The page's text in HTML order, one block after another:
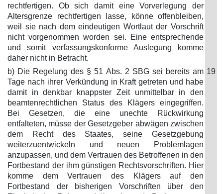
rechtfertigen. Ob sich damit eine Vorverlegung der
Altersgrenze rechtfertigen lasse, könne offenbleiben,
weil sie nach dem eindeutigen Wortlaut der Vorschrift
nicht vorgenommen worden sei. Eine entsprechende
und somit verfassungskonforme Auslegung komme
daher nicht in Betracht.
b) Die Regelung des § 51 Abs. 2 SBG sei bereits am
Tage nach ihrer Verkündung in Kraft getreten und habe
damit in denkbar knappster Zeit unmittelbar in den
beamtenrechtlichen Status des Klägers eingegriffen.
Bei Gesetzen, die eine unechte Rückwirkung
entfalteten, müsse der Gesetzgeber abwägen zwischen
dem Recht des Staates, seine Gesetzgebung
weiterzuentwickeln und neuen Problemlagen
anzupassen, und dem Vertrauen des Betroffenen in den
Fortbestand der ihm günstigen Rechtsvorschriften. Hier
komme dem Vertrauen des Klägers auf den
Fortbestand der bisherigen Vorschriften über den
19